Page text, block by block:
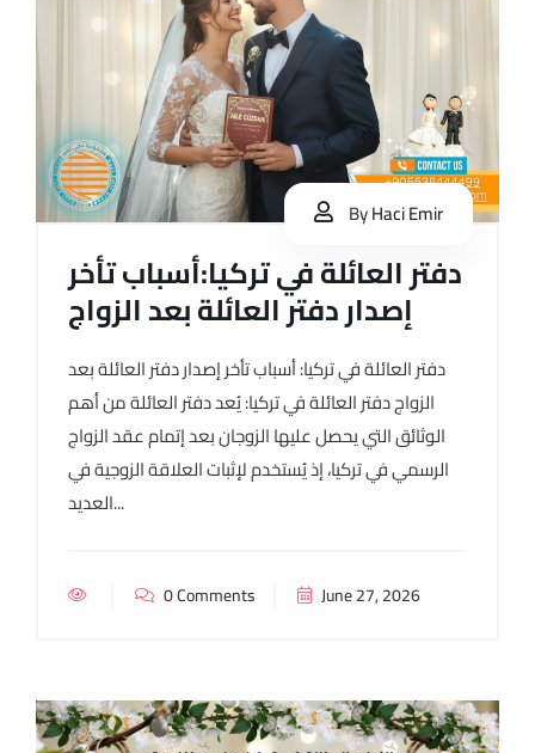
ByHaci Emir
دفتر العائلة في تركيا:أسباب تأخر
إصدار دفتر العائلة بعد الزواج
دفتر العائلة في تركيا: أسباب تأخر إصدار دفتر العائلة بعد
الزواج دفتر العائلة في تركيا: يُعد دفتر العائلة من أهم
الوثائق التي يحصل عليها الزوجان بعد إتمام عقد الزواج
الرسمي في تركيا، إذ يُستخدم لإثبات العلاقة الزوجية في
العديد...
0 Comments June 27, 2026